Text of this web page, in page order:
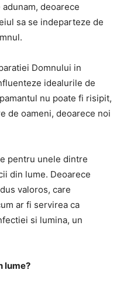
deoarece
sa se indeparteze de
Domnului in
idealurile de
nu poate fi risipit,
de oameni, deoarece noi
pentru unele dintre
din lume. Deoarece
valoros, care
ar fi servirea ca
si lumina, un
lume?